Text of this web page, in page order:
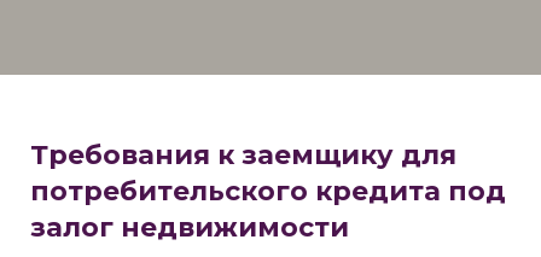
Требования к заемщику для
потребительского кредита под
залог недвижимости